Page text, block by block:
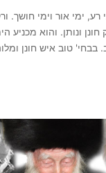
רע, ימי אור וימי חושך.
ונותן. והוא מכניע
בבחי' טוב איש חונן